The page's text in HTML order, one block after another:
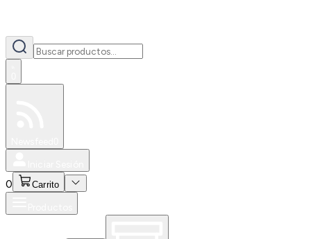
0 Carrito